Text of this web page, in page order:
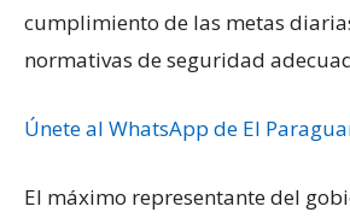
cumplimiento de las metas
normativas de seguridad
Únete al WhatsApp de El
El máximo representante del